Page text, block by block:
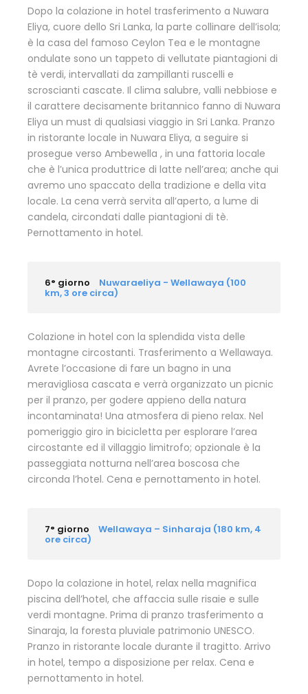
Dopo la colazione in hotel trasferimento a Nuwara
Eliya, cuore dello Sri Lanka, la parte collinare dell’isola;
è la casa del famoso Ceylon Tea e le montagne
ondulate sono un tappeto di vellutate piantagioni di
tè verdi, intervallati da zampillanti ruscelli e
scroscianti cascate. Il clima salubre, valli nebbiose e
il carattere decisamente britannico fanno di Nuwara
Eliya un must di qualsiasi viaggio in Sri Lanka. Pranzo
in ristorante locale in Nuwara Eliya, a seguire si
prosegue verso Ambewella , in una fattoria locale
che è l’unica produttrice di latte nell’area; anche qui
avremo uno spaccato della tradizione e della vita
locale. La cena verrà servita all’aperto, a lume di
candela, circondati dalle piantagioni di tè.
Pernottamento in hotel.
6° giorno Nuwaraeliya - Wellawaya (100
km, 3 ore circa)
Colazione in hotel con la splendida vista delle
montagne circostanti. Trasferimento a Wellawaya.
Avrete l’occasione di fare un bagno in una
meravigliosa cascata e verrà organizzato un picnic
per il pranzo, per godere appieno della natura
incontaminata! Una atmosfera di pieno relax. Nel
pomeriggio giro in bicicletta per esplorare l’area
circostante ed il villaggio limitrofo; opzionale è la
passeggiata notturna nell’area boscosa che
circonda l’hotel. Cena e pernottamento in hotel.
7° giorno Wellawaya – Sinharaja (180 km, 4
ore circa)
Dopo la colazione in hotel, relax nella magnifica
piscina dell’hotel, che affaccia sulle risaie e sulle
verdi montagne. Prima di pranzo trasferimento a
Sinaraja, la foresta pluviale patrimonio UNESCO.
Pranzo in ristorante locale durante il tragitto. Arrivo
in hotel, tempo a disposizione per relax. Cena e
pernottamento in hotel.